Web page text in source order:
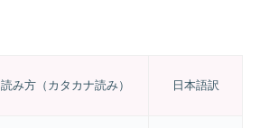
読み方（カタカナ読み） 日本語訳